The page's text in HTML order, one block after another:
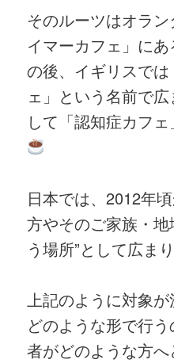
そのルーツはオラ
イマーカフェ」に
の後、イギリスで
ェ」という名前で
して「認知症カフ
日本では、2012年
方やそのご家族・
う場所”として広ま
上記のように対象
どのような形で行
者がどのような方